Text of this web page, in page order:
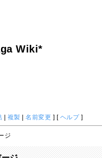
Wiki*
複製 |名前変更 ] [ ヘルプ]
ジ